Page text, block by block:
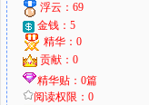
浮云：69
金钱：5
精华：0
贡献：0
精华贴：0篇
阅读权限：0